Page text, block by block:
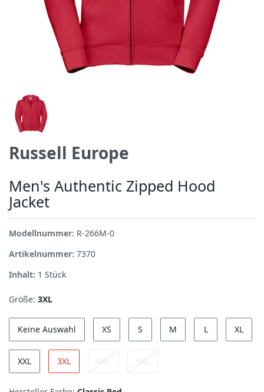
Russell Europe
Men's Authentic Zipped Hood
Jacket
Modellnummer: R-266M-0
Artikelnummer: 7370
Inhalt: 1 Stück
Größe: 3XL
Keine Auswahl XS S M L XL
XXL 3XL 4XL 5XL